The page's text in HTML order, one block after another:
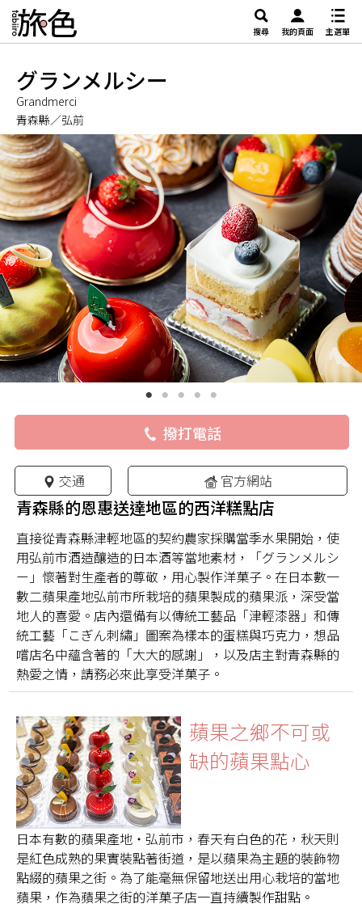
搜尋 我的頁面 主選單
グランメルシー
Grandmerci
青森縣／弘前
撥打電話
交通 官方網站
青森縣的恩惠送達地區的西洋糕點店
直接從青森縣津輕地區的契約農家採購當季水果開始，使
用弘前市酒造釀造的日本酒等當地素材，「グランメルシ
ー」懷著對生產者的尊敬，用心製作洋菓子。在日本數一
數二蘋果產地弘前市所栽培的蘋果製成的蘋果派，深受當
地人的喜愛。店內還備有以傳統工藝品「津輕漆器」和傳
統工藝「こぎん刺繡」圖案為樣本的蛋糕與巧克力，想品
嚐店名中蘊含著的「大大的感謝」，以及店主對青森縣的
熱愛之情，請務必來此享受洋菓子。
蘋果之鄉不可或
缺的蘋果點心
日本有數的蘋果產地・弘前市，春天有白色的花，秋天則
是紅色成熟的果實裝點著街道，是以蘋果為主題的裝飾物
點綴的蘋果之街。為了能毫無保留地送出用心栽培的當地
蘋果，作為蘋果之街的洋菓子店一直持續製作甜點。